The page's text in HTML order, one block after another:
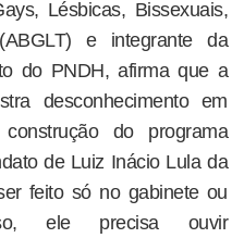
Lésbicas, Bissexuais,
e integrante da
do PNDH, afirma que a
desconhecimento em
do programa
de Luiz Inácio Lula da
feito só no gabinete ou
ele precisa ouvir